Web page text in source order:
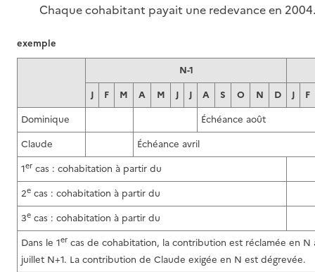
Chaque cohabitant payait une redevance en 2004.
N-1
J
F M A M J J A S O N D J
F
Dominique
Échéance août
Claude
Échéance avril
1er cas : cohabitation à partir du
2e cas : cohabitation à partir du
3e cas : cohabitation à partir du
Dans le 1er cas de cohabitation, la contribution est réclamée en
juillet N+1. La contribution de Claude exigée en N est dégrevée.
exemple